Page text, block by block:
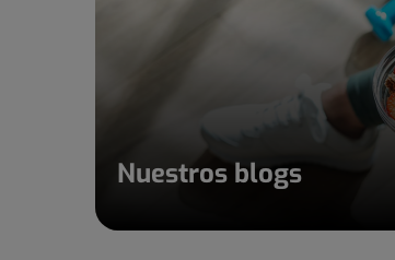
Nuestros blogs